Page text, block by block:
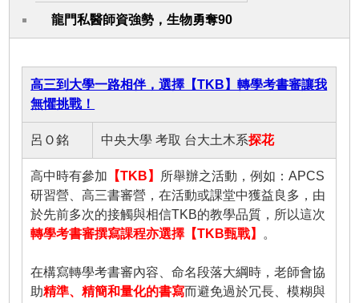
龍門私醫師資強勢，生物勇奪90
高三到大學一路相伴，選擇【TKB】轉學考書審讓我
無懼挑戰！
呂Ｏ銘 中央大學 考取 台大土木系探花
高中時有參加 【TKB】
所舉辦之活動，例如：APCS
研習營、高三書審營，在活動或課堂中獲益良多，由
於先前多次的接觸與相信TKB的教學品質，所以這次
轉學考書審撰寫課程亦選擇【TKB甄戰】
。
在構寫轉學考書審內容、命名段落大綱時，老師會協
助精準、精簡和量化的書寫而避免過於冗長、模糊與